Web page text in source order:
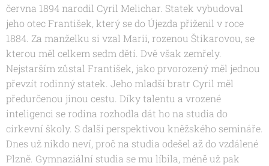
června 1894 narodil Cyril Melichar. Statek vybudoval
jeho otec František, který se do Újezda přiženil v roce
1884. Za manželku si vzal Marii, rozenou Štikarovou, se
kterou měl celkem sedm dětí. Dvě však zemřely.
Nejstarším zůstal František, jako prvorozený měl jednou
převzít rodinný statek. Jeho mladší bratr Cyril měl
předurčenou jinou cestu. Díky talentu a vrozené
inteligenci se rodina rozhodla dát ho na studia do
církevní školy. S další perspektivou kněžského semináře.
Dnes už nikdo neví, proč na studia odešel až do vzdálené
Plzně. Gymnaziální studia se mu líbila, méně už pak